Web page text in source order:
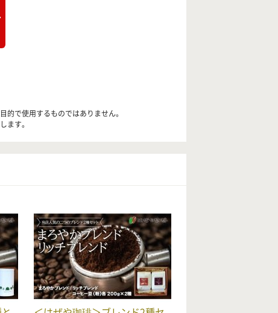
で使用するものではありません。
ます。